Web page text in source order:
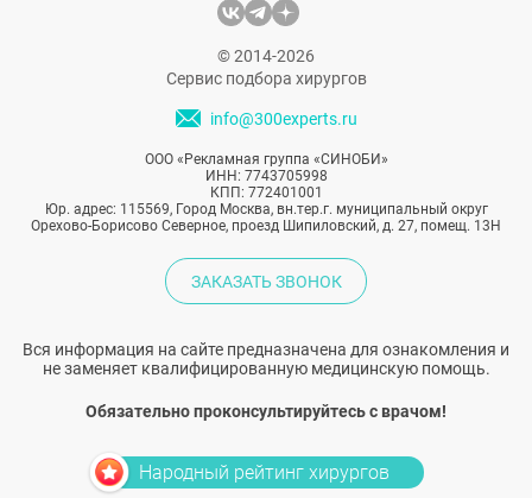
© 2014-2026
Сервис подбора хирургов
info@300experts.ru
ООО «Рекламная группа «СИНОБИ»
ИНН: 7743705998
КПП: 772401001
Юр. адрес: 115569, Город Москва, вн.тер.г. муниципальный округ
Орехово-Борисово Северное, проезд Шипиловский, д. 27, помещ. 13Н
ЗАКАЗАТЬ ЗВОНОК
Вся информация на сайте предназначена для ознакомления и
не заменяет квалифицированную медицинскую помощь.
Обязательно проконсультируйтесь с врачом!
Народный рейтинг хирургов